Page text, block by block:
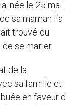
née le 25 mai
sa maman l´a
trouvé du
se marier.
de la
sa famille et
en faveur d